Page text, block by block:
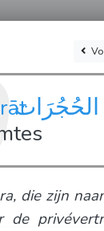
die zijn
de